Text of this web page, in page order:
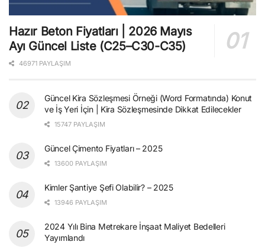
Hazır Beton Fiyatları | 2026 Mayıs
Ayı Güncel Liste (C25–C30-C35)
46971 PAYLAŞIM
Güncel Kira Sözleşmesi Örneği (Word Formatında) Konut
ve İş Yeri İçin | Kira Sözleşmesinde Dikkat Edilecekler
15747 PAYLAŞIM
Güncel Çimento Fiyatları – 2025
13600 PAYLAŞIM
Kimler Şantiye Şefi Olabilir? – 2025
13946 PAYLAŞIM
2024 Yılı Bina Metrekare İnşaat Maliyet Bedelleri
Yayımlandı